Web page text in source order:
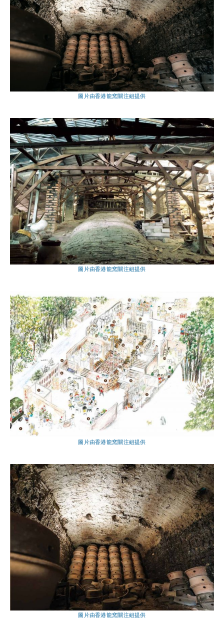
圖片由香港龍窯關注組提供
圖片由香港龍窯關注組提供
圖片由香港龍窯關注組提供
圖片由香港龍窯關注組提供